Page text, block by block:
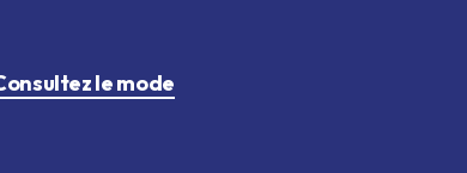
le mode